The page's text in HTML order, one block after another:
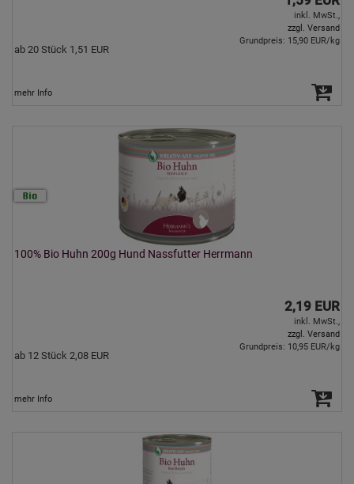
inkl. MwSt.,
zzgl. Versand
ab 20 Stück 1,51 EUR
Grundpreis: 15,90 EUR/kg
mehr Info
100% Bio Huhn 200g Hund Nassfutter Herrmann
2,19 EUR
inkl. MwSt.,
zzgl. Versand
ab 12 Stück 2,08 EUR
Grundpreis: 10,95 EUR/kg
mehr Info